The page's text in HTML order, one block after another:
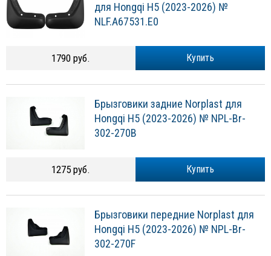
для Hongqi H5 (2023-2026) №
NLF.A67531.E0
Купить
1790 руб.
Брызговики задние Norplast для
Hongqi H5 (2023-2026) № NPL-Br-
302-270B
Купить
1275 руб.
Брызговики передние Norplast для
Hongqi H5 (2023-2026) № NPL-Br-
302-270F